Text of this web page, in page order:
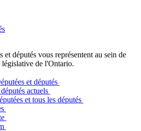
et députés vous représentent au sein de
législative de l'Ontario.
et députés
actuels
et tous les députés